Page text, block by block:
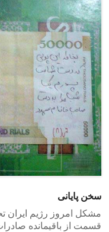
سخن پایانی
مشکل امروز رژیم ایران
قسمت از باقیمانده